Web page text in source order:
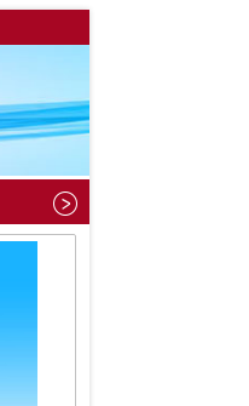
| Teknologi